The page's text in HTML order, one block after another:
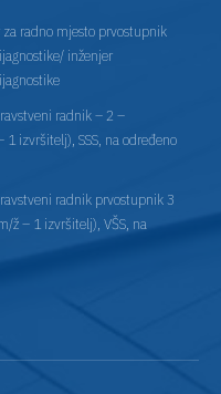
radno mjesto prvostupnik
inženjer
radnik – 2 –
izvršitelj), SSS, na određeno
radnik prvostupnik 3
ž – 1 izvršitelj), VŠS, na